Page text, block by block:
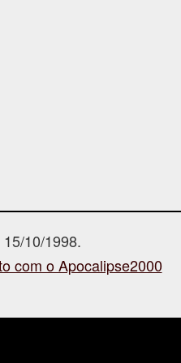
10/1998.
com o Apocalipse2000